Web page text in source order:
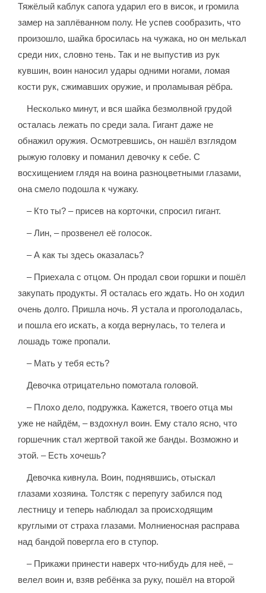
Тяжёлый каблук сапога ударил его в висок, и громила
замер на заплёванном полу. Не успев сообразить, что
произошло, шайка бросилась на чужака, но он мелькал
среди них, словно тень. Так и не выпустив из рук
кувшин, воин наносил удары одними ногами, ломая
кости рук, сжимавших оружие, и проламывая рёбра.
Несколько минут, и вся шайка безмолвной грудой
осталась лежать по среди зала. Гигант даже не
обнажил оружия. Осмотревшись, он нашёл взглядом
рыжую головку и поманил девочку к себе. С
восхищением глядя на воина разноцветными глазами,
она смело подошла к чужаку.
– Кто ты? – присев на корточки, спросил гигант.
– Лин, – прозвенел её голосок.
– А как ты здесь оказалась?
– Приехала с отцом. Он продал свои горшки и пошёл
закупать продукты. Я осталась его ждать. Но он ходил
очень долго. Пришла ночь. Я устала и проголодалась,
и пошла его искать, а когда вернулась, то телега и
лошадь тоже пропали.
– Мать у тебя есть?
Девочка отрицательно помотала головой.
– Плохо дело, подружка. Кажется, твоего отца мы
уже не найдём, – вздохнул воин. Ему стало ясно, что
горшечник стал жертвой такой же банды. Возможно и
этой. – Есть хочешь?
Девочка кивнула. Воин, поднявшись, отыскал
глазами хозяина. Толстяк с перепугу забился под
лестницу и теперь наблюдал за происходящим
круглыми от страха глазами. Молниеносная расправа
над бандой повергла его в ступор.
– Прикажи принести наверх что-нибудь для неё, –
велел воин и, взяв ребёнка за руку, пошёл на второй